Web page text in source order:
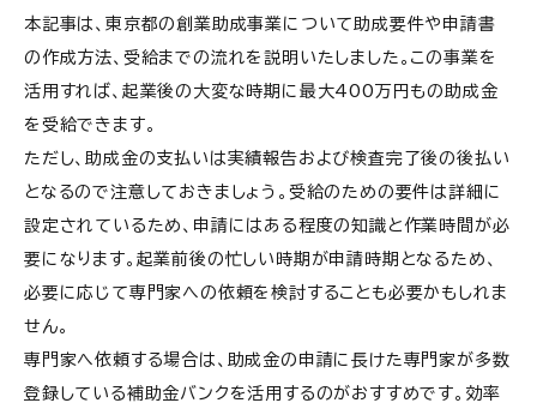
本記事は、東京都の創業助成事業について助成要件や申請書
の作成方法、受給までの流れを説明いたしました。この事業を
活用すれば、起業後の大変な時期に最大400万円もの助成金
を受給できます。
ただし、助成金の支払いは実績報告および検査完了後の後払い
となるので注意しておきましょう。受給のための要件は詳細に
設定されているため、申請にはある程度の知識と作業時間が必
要になります。起業前後の忙しい時期が申請時期となるため、
必要に応じて専門家への依頼を検討することも必要かもしれま
せん。
専門家へ依頼する場合は、助成金の申請に長けた専門家が多数
登録している補助金バンクを活用するのがおすすめです。効率